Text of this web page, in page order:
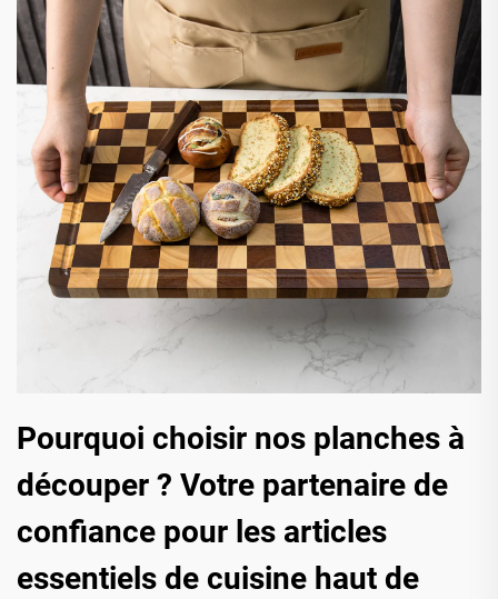
Pourquoi choisir nos planches à
découper ? Votre partenaire de
confiance pour les articles
essentiels de cuisine haut de